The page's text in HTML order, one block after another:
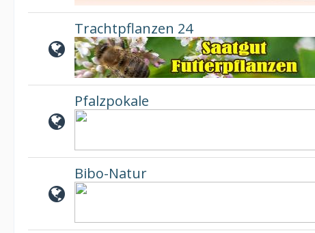
Trachtpflanzen 24
Pfalzpokale
Bibo-Natur